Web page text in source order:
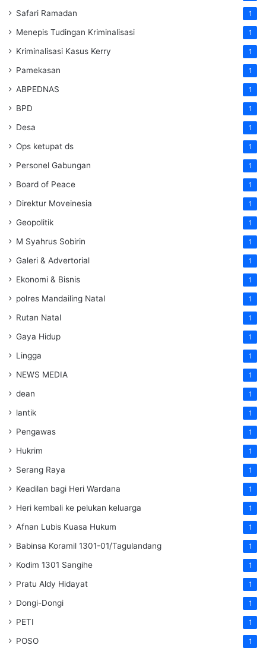
Safari Ramadan 1
Menepis Tudingan Kriminalisasi 1
Kriminalisasi Kasus Kerry 1
Pamekasan 1
ABPEDNAS 1
BPD 1
Desa 1
Ops ketupat ds 1
Personel Gabungan 1
Board of Peace 1
Direktur Moveinesia 1
Geopolitik 1
M Syahrus Sobirin 1
Galeri & Advertorial 1
Ekonomi & Bisnis 1
polres Mandailing Natal 1
Rutan Natal 1
Gaya Hidup 1
Lingga 1
NEWS MEDIA 1
dean 1
lantik 1
Pengawas 1
Hukrim 1
Serang Raya 1
Keadilan bagi Heri Wardana 1
Heri kembali ke pelukan keluarga 1
Afnan Lubis Kuasa Hukum 1
Babinsa Koramil 1301-01/Tagulandang 1
Kodim 1301 Sangihe 1
Pratu Aldy Hidayat 1
Dongi-Dongi 1
PETI 1
POSO 1